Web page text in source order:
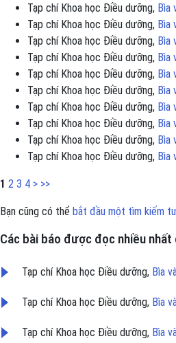
Tạp chí Khoa học Điều dưỡng, Bìa
Tạp chí Khoa học Điều dưỡng, Bìa
Tạp chí Khoa học Điều dưỡng, Bìa
Tạp chí Khoa học Điều dưỡng, Bìa
Tạp chí Khoa học Điều dưỡng, Bìa
Tạp chí Khoa học Điều dưỡng, Bìa
Tạp chí Khoa học Điều dưỡng, Bìa
Tạp chí Khoa học Điều dưỡng, Bìa
Tạp chí Khoa học Điều dưỡng, Bìa
Tạp chí Khoa học Điều dưỡng, Bìa
1 2 3 4 > >>
Bạn cũng có thể bắt đầu một tìm kiếm
Các bài báo được đọc nhiều nhất
Tạp chí Khoa học Điều dưỡng, Bìa
Tạp chí Khoa học Điều dưỡng, Bìa
Tạp chí Khoa học Điều dưỡng, Bìa